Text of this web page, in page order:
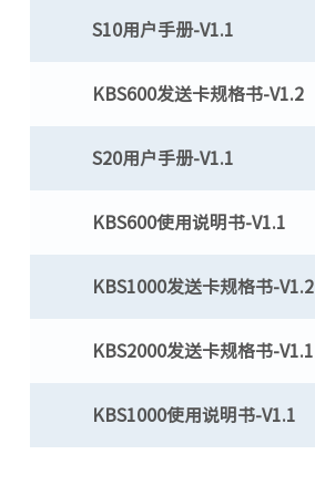
S10用户手册-V1.1
KBS600发送卡规格书-V1.2
S20用户手册-V1.1
KBS600使用说明书-V1.1
KBS1000发送卡规格书-V1.2
KBS2000发送卡规格书-V1.1
KBS1000使用说明书-V1.1